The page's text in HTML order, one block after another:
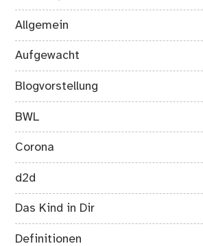
Allgemein
Aufgewacht
Blogvorstellung
BWL
Corona
d2d
Das Kind in Dir
Definitionen